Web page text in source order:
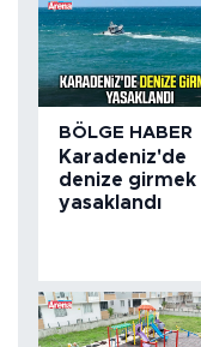
BÖLGE HABER
Karadeniz'de
denize girmek
yasaklandı